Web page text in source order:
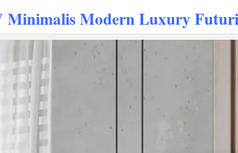
MinimalisModern Luxury